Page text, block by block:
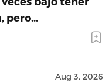
pero…
Aug 3, 2026